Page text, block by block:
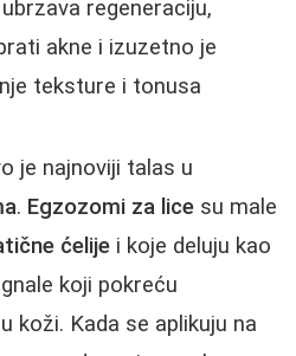
regeneraciju,
akne i izuzetno je
teksture i tonusa
je najnoviji talas u
. Egzozomi za lice su male
ćelije i koje deluju kao
koji pokreću
koži. Kada se aplikuju na